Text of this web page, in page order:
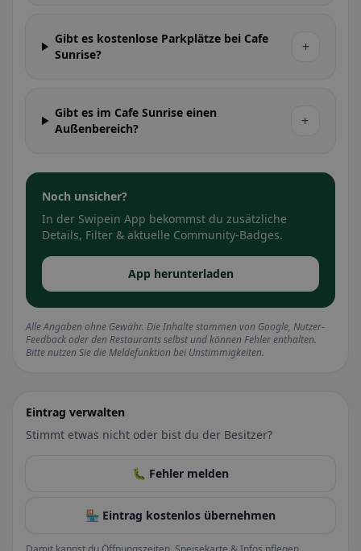
Gibt es kostenlose Parkplätze bei Cafe
Sunrise?
+
Gibt es im Cafe Sunrise einen
Außenbereich?
+
Noch unsicher?
In der Swipein App bekommst du zusätzliche
Details, Filter & aktuelle Community-Badges.
App herunterladen
Alle Angaben ohne Gewähr. Die Inhalte stammen von Google, Nutzer-
Feedback oder den Restaurants selbst und können Fehler enthalten.
Bitte nutzen Sie die Meldefunktion bei Unstimmigkeiten.
Eintrag verwalten
Stimmt etwas nicht oder bist du der Besitzer?
🐛 Fehler melden
🏪 Eintrag kostenlos übernehmen